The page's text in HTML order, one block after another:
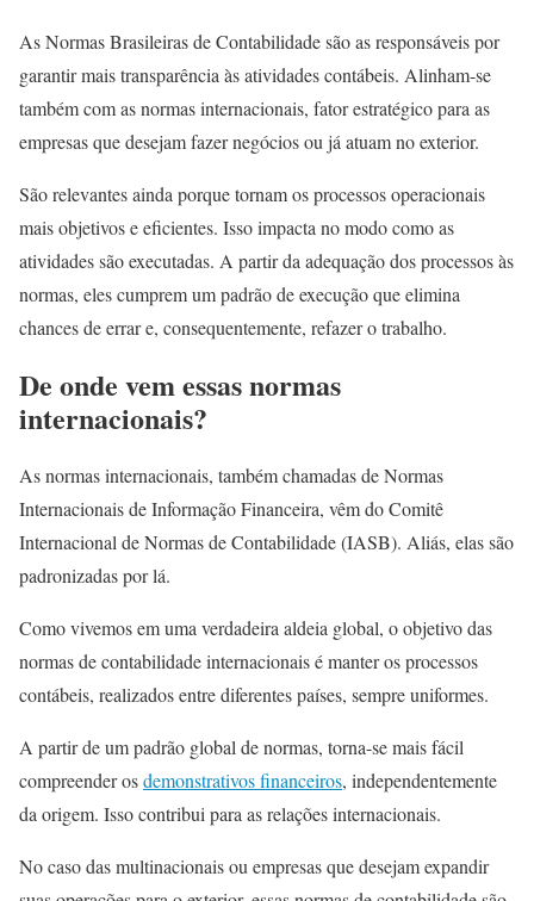
As Normas Brasileiras de Contabilidade são as responsáveis por
garantir mais transparência às atividades contábeis. Alinham-se
também com as normas internacionais, fator estratégico para as
empresas que desejam fazer negócios ou já atuam no exterior.
São relevantes ainda porque tornam os processos operacionais
mais objetivos e eficientes. Isso impacta no modo como as
atividades são executadas. A partir da adequação dos processos às
normas, eles cumprem um padrão de execução que elimina
chances de errar e, consequentemente, refazer o trabalho.
De onde vem essas normas
internacionais?
As normas internacionais, também chamadas de Normas
Internacionais de Informação Financeira, vêm do Comitê
Internacional de Normas de Contabilidade (IASB). Aliás, elas são
padronizadas por lá.
Como vivemos em uma verdadeira aldeia global, o objetivo das
normas de contabilidade internacionais é manter os processos
contábeis, realizados entre diferentes países, sempre uniformes.
A partir de um padrão global de normas, torna-se mais fácil
compreender osdemonstrativos financeiros, independentemente
da origem. Isso contribui para as relações internacionais.
No caso das multinacionais ou empresas que desejam expandir